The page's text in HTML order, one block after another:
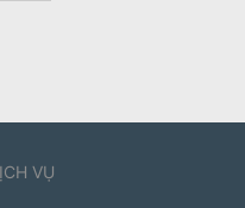
VỤ